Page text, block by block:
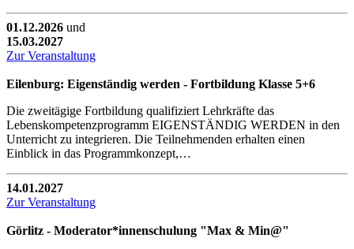
01.12.2026 und
15.03.2027
Zur Veranstaltung
Eilenburg: Eigenständig werden - Fortbildung Klasse 5+6
Die zweitägige Fortbildung qualifiziert Lehrkräfte das
Lebenskompetenzprogramm EIGENSTÄNDIG WERDEN in den
Unterricht zu integrieren. Die Teilnehmenden erhalten einen
Einblick in das Programmkonzept,…
14.01.2027
Zur Veranstaltung
Görlitz - Moderator*innenschulung "Max & Min@"